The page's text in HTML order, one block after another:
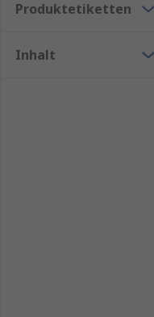
„Bei
Produktetiketten
Inhalt